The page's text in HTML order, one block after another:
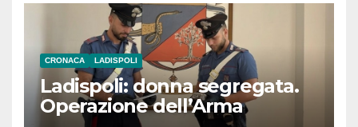
CRONACA LADISPOLI
Ladispoli: donna segregata.
Operazione dell’Arma